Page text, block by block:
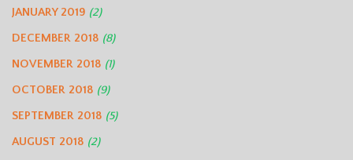
JANUARY 2019 (2)
DECEMBER 2018 (8)
NOVEMBER 2018 (1)
OCTOBER 2018 (9)
SEPTEMBER 2018 (5)
AUGUST 2018 (2)